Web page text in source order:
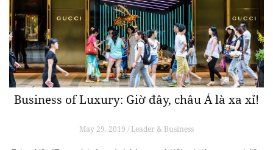
Business of Luxury: Giờ đây, châu Á là xa xỉ!
May 29, 2019 / Leader & Business